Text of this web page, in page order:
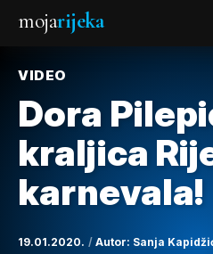
mojarijeka
VIDEO
Dora
kraljica
karnevala!
19.01.2020. Autor: Sanja